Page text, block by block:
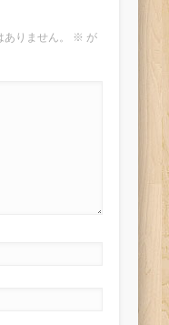
りません。 ※ が